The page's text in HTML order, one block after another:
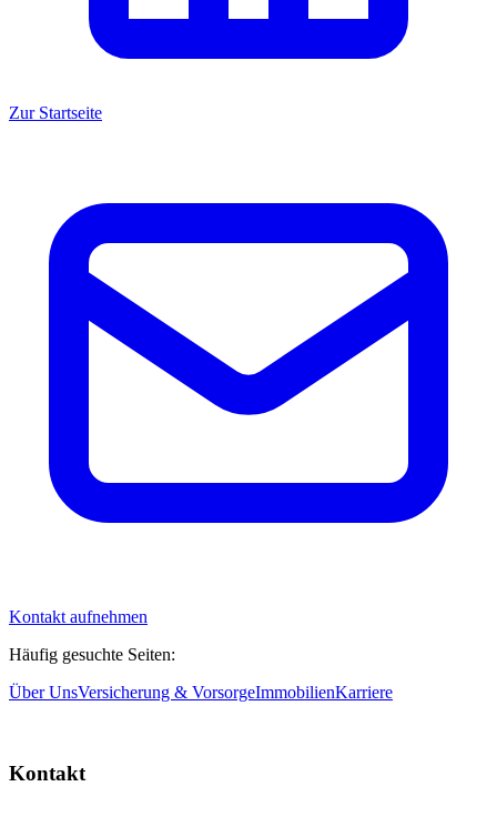
Zur Startseite
Kontakt aufnehmen
Häufig gesuchte Seiten:
Über UnsVersicherung & VorsorgeImmobilienKarriere
Kontakt